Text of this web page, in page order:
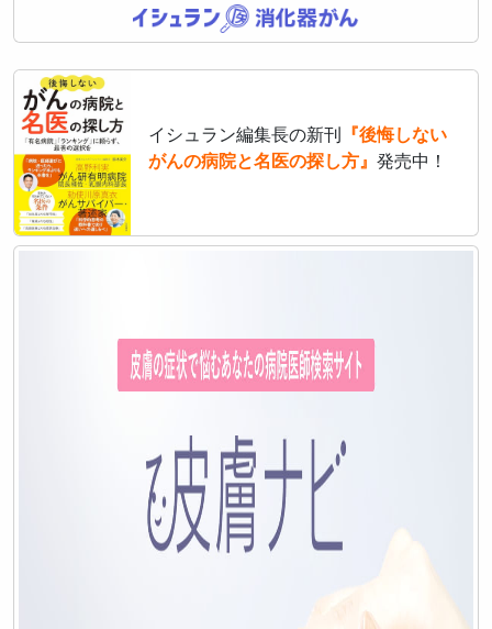
イシュラン編集長の新刊
『後悔しない
がんの病院と名医の探し方』 発売中！